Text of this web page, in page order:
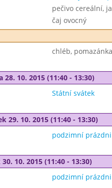
pečivo cereální,
čaj ovocný
chléb,
28. 10. 2015 (11:40 - 13:30)
Státní svátek
29. 10. 2015 (11:40 - 13:30)
podzimní
10. 2015 (11:40 - 13:30)
podzimní